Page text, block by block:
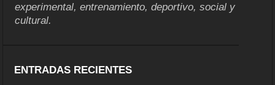
experimental, entrenamiento, deportivo, social y
cultural.
ENTRADAS RECIENTES